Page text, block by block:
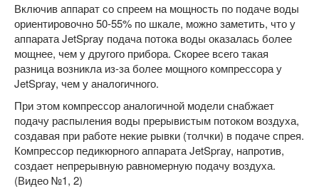
Включив аппарат со спреем на мощность по подаче воды
ориентировочно 50-55% по шкале, можно заметить, что у
аппарата JetSpray подача потока воды оказалась более
мощнее, чем у другого прибора. Скорее всего такая
разница возникла из-за более мощного компрессора у
JetSpray, чем у аналогичного.
При этом компрессор аналогичной модели снабжает
подачу распыления воды прерывистым потоком воздуха,
создавая при работе некие рывки (толчки) в подаче спрея.
Компрессор педикюрного аппарата JetSpray, напротив,
создает непрерывную равномерную подачу воздуха.
(Видео №1, 2)